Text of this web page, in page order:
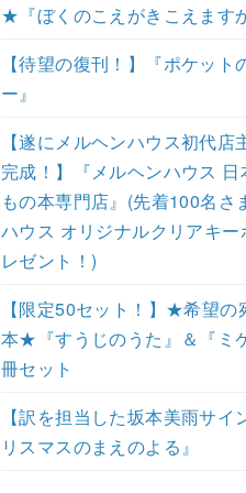
★『ぼくのこえがきこえます
【待望の復刊！】『ポケッ
ー』
【遂にメルヘンハウス初代店
完成！】『メルヘンハウス
もの本専門店』(先着100名さ
ハウス オリジナルクリアキ
レゼント！)
【限定50セット！】★希望の
本★『すうじのうた』＆『ミ
冊セット
【訳を担当した坂本美雨サイ
リスマスのまえのよる』